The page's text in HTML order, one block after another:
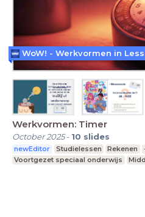
Werkvormen: Timer
October 2025- 10 slides
newEditor Studielessen Rekenen
Voortgezet speciaal onderwijs
WoW! - Werkvormen in